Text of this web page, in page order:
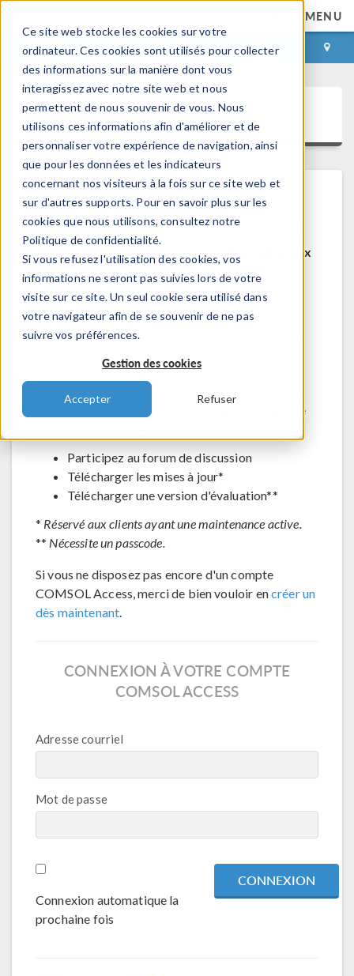
Ce site web stocke les cookies sur votre
ordinateur. Ces cookies sont utilisés pour collecter
des informations sur la manière dont vous
interagissez avec notre site web et nous
permettent de nous souvenir de vous. Nous
utilisons ces informations afin d'améliorer et de
personnaliser votre expérience de navigation, ainsi
que pour les données et les indicateurs
concernant nos visiteurs à la fois sur ce site web et
sur d'autres supports. Pour en savoir plus sur les
cookies que nous utilisons, consultez notre
Politique de confidentialité.
Si vous refusez l'utilisation des cookies, vos
informations ne seront pas suivies lors de votre
visite sur ce site. Un seul cookie sera utilisé dans
votre navigateur afin de se souvenir de ne pas
suivre vos préférences.
Gestion des cookies
Accepter Refuser
MENU
CONNEXION CONTACT
COMSOL Access
Bienvenue sur COMSOL Access
COMSOL Access est un service disponible aux
utilisateurs et contacts.
Bénéfices:
Modifier les informations de contact et de
Contacter le support technique
Voir les inscriptions aux évènements à venir
Accéder à COMSOL Exchange - partage de
Participez au forum de discussion
Télécharger les mises à jour*
Télécharger une version d'évaluation**
* Réservé aux clients ayant une maintenance active.
** Nécessite un passcode.
Si vous ne disposez pas encore d'un compte
COMSOL Access, merci de bien vouloir encréer un
dès maintenant.
CONNEXION À VOTRE COMPTE
COMSOL ACCESS
Adresse courriel
Mot de passe
Connexion automatique la
prochaine fois